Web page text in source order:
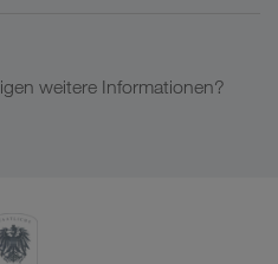
weitere Informationen?